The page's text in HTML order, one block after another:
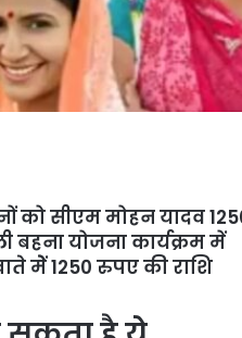
को सीएम मोहन यादव
योजना कार्यक्रम में
मेें 1250 रुपए की राशि